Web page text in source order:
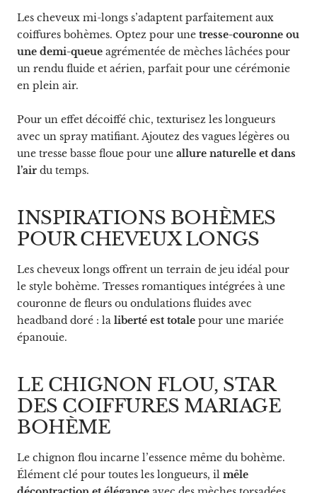
Les cheveux mi-longs s’adaptent parfaitement aux
coiffures bohèmes. Optez pour une tresse-couronne ou
une demi-queue agrémentée de mèches lâchées pour
un rendu fluide et aérien, parfait pour une cérémonie
en plein air.
Pour un effet décoiffé chic, texturisez les longueurs
avec un spray matifiant. Ajoutez des vagues légères ou
une tresse basse floue pour une allure naturelle et dans
l’air du temps.
INSPIRATIONS BOHÈMES
POUR CHEVEUX LONGS
Les cheveux longs offrent un terrain de jeu idéal pour
le style bohème. Tresses romantiques intégrées à une
couronne de fleurs ou ondulations fluides avec
headband doré : la liberté est totale pour une mariée
épanouie.
LE CHIGNON FLOU, STAR
DES COIFFURES MARIAGE
BOHÈME
Le chignon flou incarne l’essence même du bohème.
Élément clé pour toutes les longueurs, il mêle